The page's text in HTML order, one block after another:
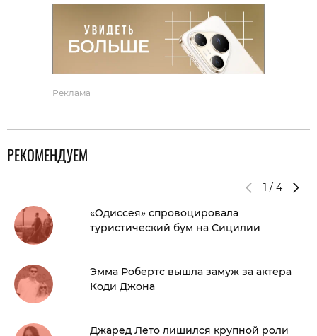
Реклама
РЕКОМЕНДУЕМ
1 / 4
«Одиссея» спровоцировала
туристический бум на Сицилии
Эмма Робертс вышла замуж за актера
Коди Джона
Джаред Лето лишился крупной роли